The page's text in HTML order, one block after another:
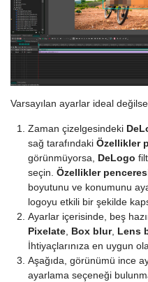
Varsayılan ayarlar ideal
Zaman çizelgesindeki
sağ tarafındaki Özellikler
görünmüyorsa, DeLogo
seçin. Özellikler
boyutunu ve konumunu
logoyu etkili bir şekilde
Ayarlar içerisinde, beş
Pixelate Box blur, Lens
İhtiyaçlarınıza en uygun
Aşağıda, görünümü ince
ayarlama seçeneği